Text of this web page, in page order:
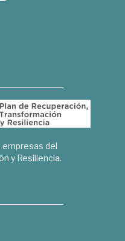
empresas del
y Resiliencia.